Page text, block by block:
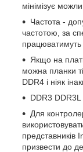
мінімізує
Частота -
частотою, за
працюватимуть
Якщо на
можна планки
DDR4 і ніяк
DDR3
Для
представників
призвести до